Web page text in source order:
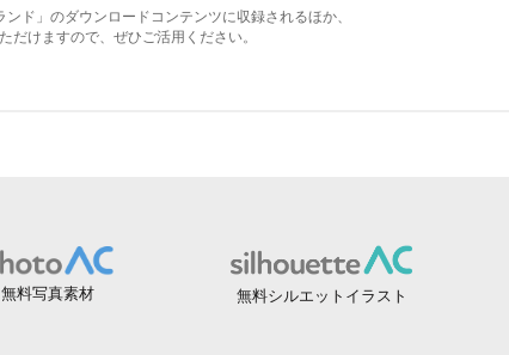
無料写真素材 無料シルエットイラスト